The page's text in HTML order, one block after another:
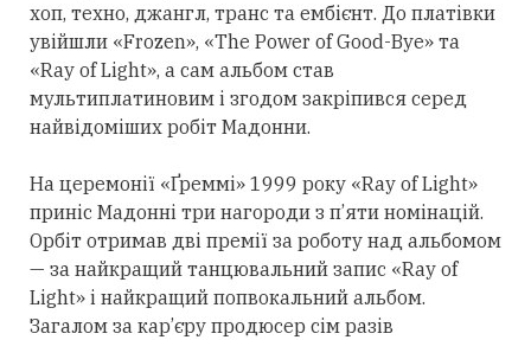
хоп, техно, джангл, транс та ембієнт. До платівки
увійшли «Frozen», «The Power of Good-Bye» та
«Ray of Light», а сам альбом став
мультиплатиновим і згодом закріпився серед
найвідоміших робіт Мадонни.
На церемонії «Ґреммі» 1999 року «Ray of Light»
приніс Мадонні три нагороди з п’яти номінацій.
Орбіт отримав дві премії за роботу над альбомом
— за найкращий танцювальний запис «Ray of
Light» і найкращий попвокальний альбом.
Загалом за кар’єру продюсер сім разів